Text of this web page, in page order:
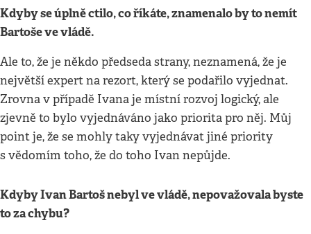
Kdyby se úplně ctilo, co říkáte, znamenalo by to nemít
Bartoše ve vládě.
Ale to, že je někdo předseda strany, neznamená, že je
největší expert na rezort, který se podařilo vyjednat.
Zrovna v případě Ivana je místní rozvoj logický, ale
zjevně to bylo vyjednáváno jako priorita pro něj. Můj
point je, že se mohly taky vyjednávat jiné priority
s vědomím toho, že do toho Ivan nepůjde.
Kdyby Ivan Bartoš nebyl ve vládě, nepovažovala byste
to za chybu?